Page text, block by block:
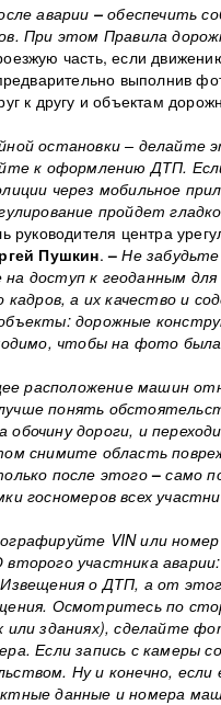
аварии – обеспечить
При этом Правила
часть, если
выполнив
к другу и объектам
остановки – делайте
к оформлению ДТП.
через мобильное
пройдет
руководителя центра
Пушкин.– Не
доступ к геоданным
кадров, а их качество и
дорожные
чтобы на фото
расположение машин
понять
дороги, и
снимите область
после этого–само
госномеров всех
VINили
участника
о ДТП, а от
Осмотритесь по
или зданиях), сделайте
Если запись с камеры
Ну и конечно, если
данные и номера